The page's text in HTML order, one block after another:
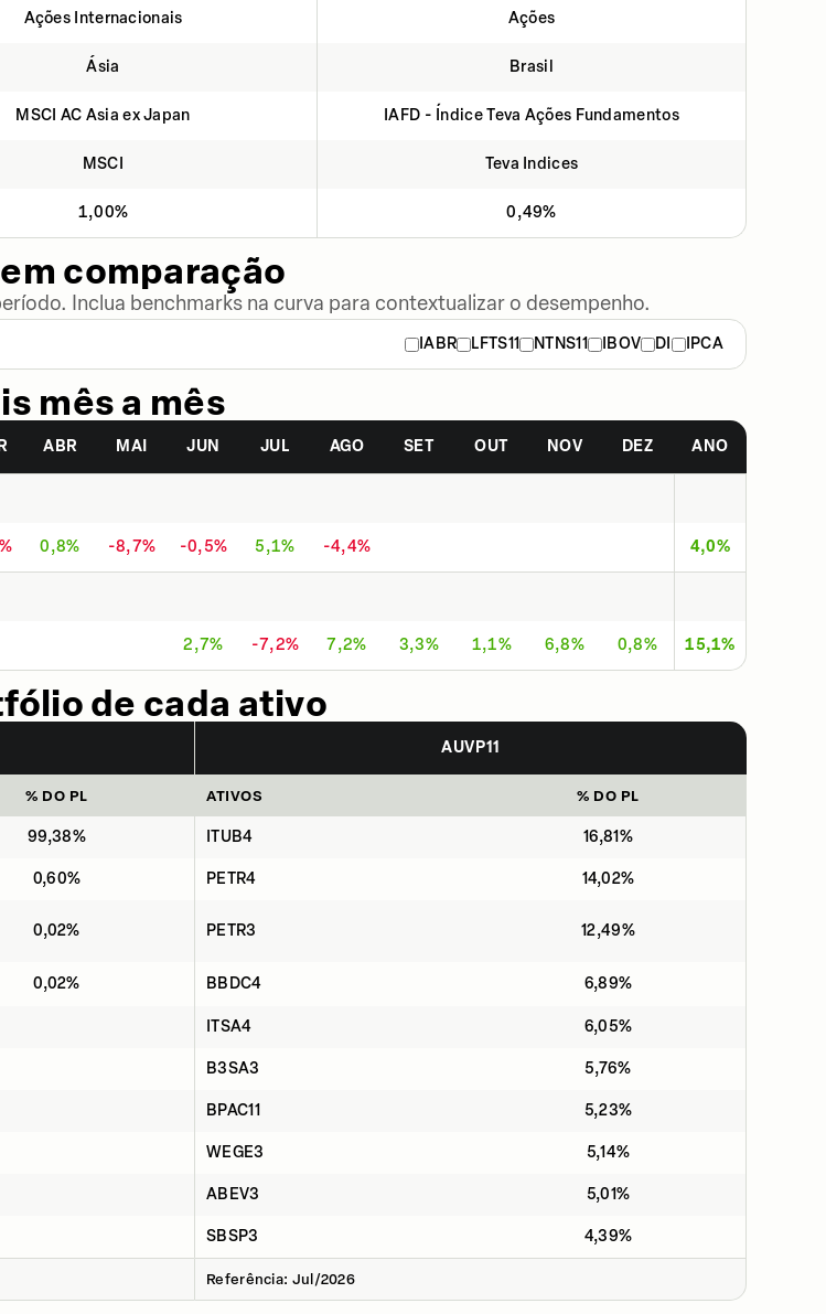
Ações Internacionais Ações
Ásia Brasil
MSCI AC Asia ex Japan IAFD - Índice Teva Ações Fundamentos
MSCI Teva Indices
1,00%
0,49%
comparação
Inclua benchmarks na curva para contextualizar o desempenho.
IABR LFTS11 NTNS11 IBOV DI
IPCA
mês a mês
ABR MAI JUN JUL AGO SET OUT NOV DEZ ANO
0,8% -8,7% -0,5% 5,1% -4,4% 4,0%
2,7% -7,2% 7,2% 3,3% 1,1% 6,8% 0,8%
15,1%
de cada ativo
AUVP11
% DO PL ATIVOS % DO PL
99,38% ITUB4 16,81%
0,60% PETR4 14,02%
0,02% PETR3 12,49%
0,02% BBDC4 6,89%
ITSA4 6,05%
B3SA3 5,76%
BPAC11 5,23%
WEGE3 5,14%
ABEV3 5,01%
SBSP3 4,39%
Referência: Jul/2026